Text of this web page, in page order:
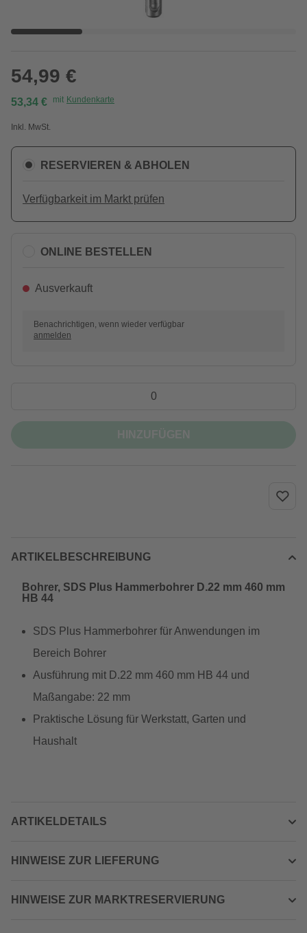
54,99 €
53,34 € mit Kundenkarte
Inkl. MwSt.
RESERVIEREN & ABHOLEN
Verfügbarkeit im Markt prüfen
ONLINE BESTELLEN
Ausverkauft
Benachrichtigen, wenn wieder verfügbar
anmelden
ARTIKELBESCHREIBUNG
Bohrer, SDS Plus Hammerbohrer D.22 mm 460 mm
HB 44
SDS Plus Hammerbohrer für Anwendungen im
Bereich Bohrer
Ausführung mit D.22 mm 460 mm HB 44 und
Maßangabe: 22 mm
Praktische Lösung für Werkstatt, Garten und
Haushalt
ARTIKELDETAILS
HINWEISE ZUR LIEFERUNG
HINWEISE ZUR MARKTRESERVIERUNG